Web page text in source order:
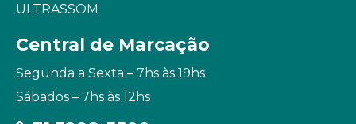
ULTRASSOM
Central de Marcação
Segunda a Sexta – 7hs às 19hs
Sábados – 7hs às 12hs